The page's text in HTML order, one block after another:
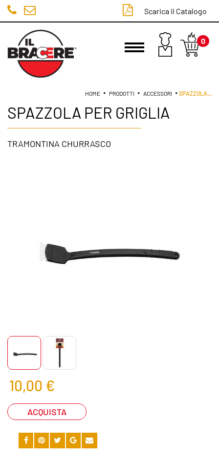
Scarica il Catalogo
0
LOGIN
HOME PRODOTTI ACCESSORI SPAZZOLA...
SPAZZOLA PER GRIGLIA
TRAMONTINA CHURRASCO
10,00 €